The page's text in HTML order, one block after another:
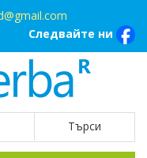
Следвайте ни